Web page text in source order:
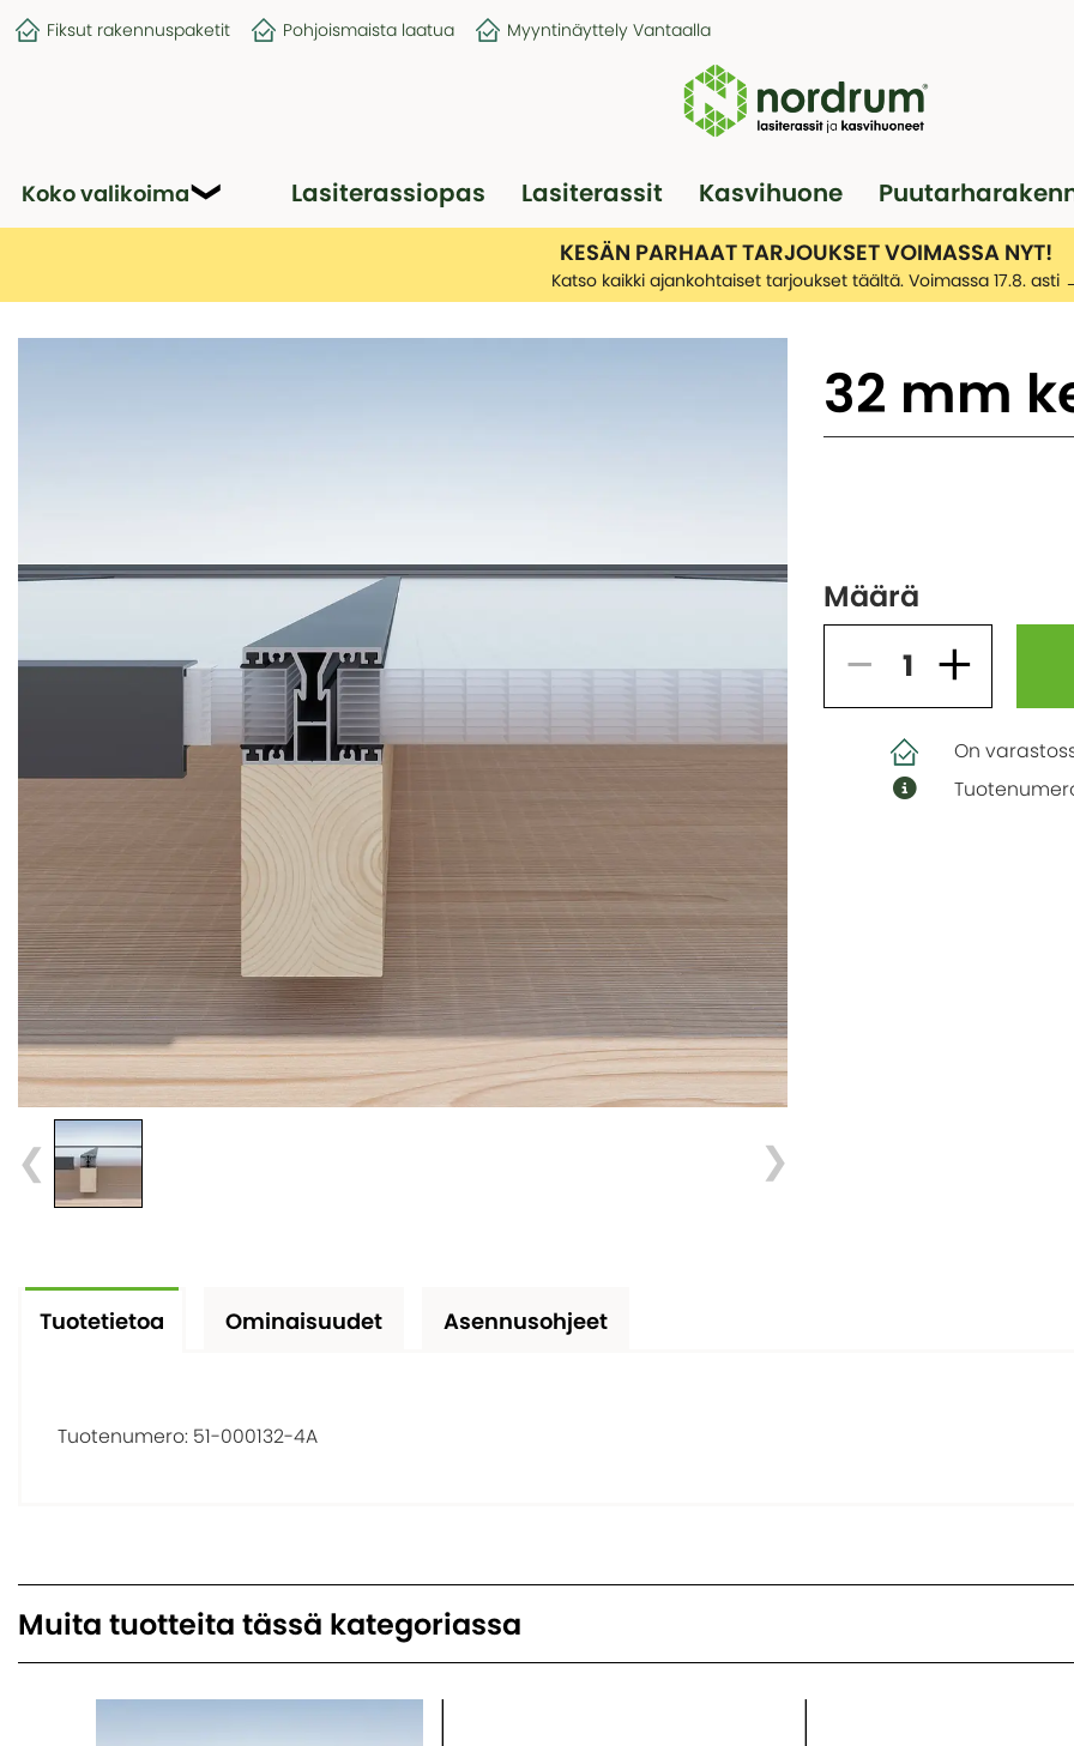
Fiksut rakennuspaketit Pohjoismaista laatua Myyntinäyttely Vantaalla
Koko valikoima Lasiterassiopas Lasiterassit Kasvihuone
Pergola
Autotallit
KESÄN PARHAAT TARJOUKSET VOIMASSA NYT!
Katso kaikki ajankohtaiset tarjoukset täältä. Voimassa 17.8. asti
32 mm
Määrä
On
Tuotetietoa Ominaisuudet Asennusohjeet
Tuotenumero: 51-000132-4A
Muita tuotteita tässä kategoriassa